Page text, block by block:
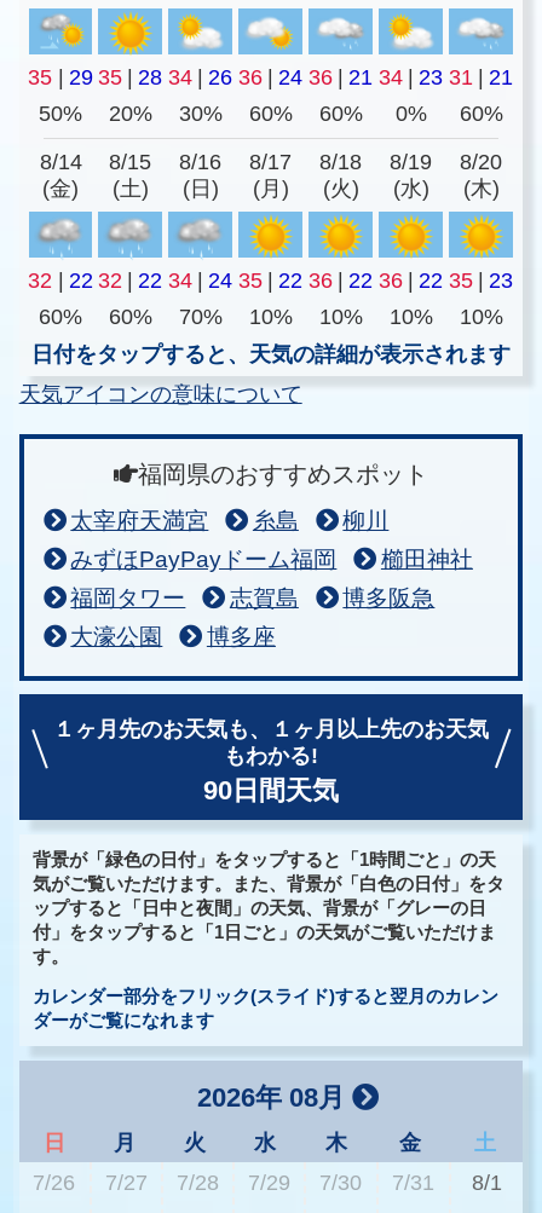
35 29 35 28 34 26 36 24 36 21 34 23 31
21
50%
20% 30% 60% 60% 0% 60%
8/14
(金)
8/15
(土)
8/16
(日)
8/17
(月)
8/18
(火)
8/19
(水)
8/20
(木)
32 22 32 22 34 24 35 22 36 22 36 22 35
23
60%
60% 70% 10% 10% 10%
10%
日付をタップすると、天気の詳細が表示されます
天気アイコンの意味について
福岡県のおすすめスポット
太宰府天満宮 糸島
柳川
みずほPayPayドーム福岡
櫛田神社
福岡タワー
志賀島
博多阪急
大濠公園
博多座
１ヶ月先のお天気も、
１ヶ月以上先のお天気
もわかる!
90日間天気
背景が「緑色の日付」をタップすると「1時間ごと」の天
気がご覧いただけます。また、背景が「白色の日付」をタ
ップすると「日中と夜間」の天気、背景が「グレーの日
付」をタップすると「1日ごと」の天気がご覧いただけま
す。
カレンダー部分をフリック(スライド)すると翌月のカレン
ダーがご覧になれます
2026年 08月
日 月 火 水 木 金
土
7/26
7/27 7/28 7/29 7/30 7/31 8/1